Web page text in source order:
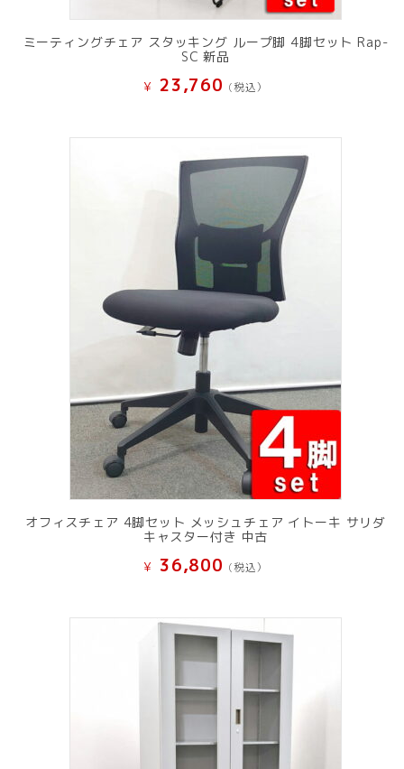
ミーティングチェア スタッキング ループ脚 4脚セット Rap-
SC 新品
¥ 23,760 (税込）
オフィスチェア 4脚セット メッシュチェア イトーキ サリダ
キャスター付き 中古
¥ 36,800 (税込）